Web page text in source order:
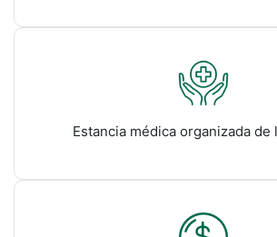
Estancia médica organizada de